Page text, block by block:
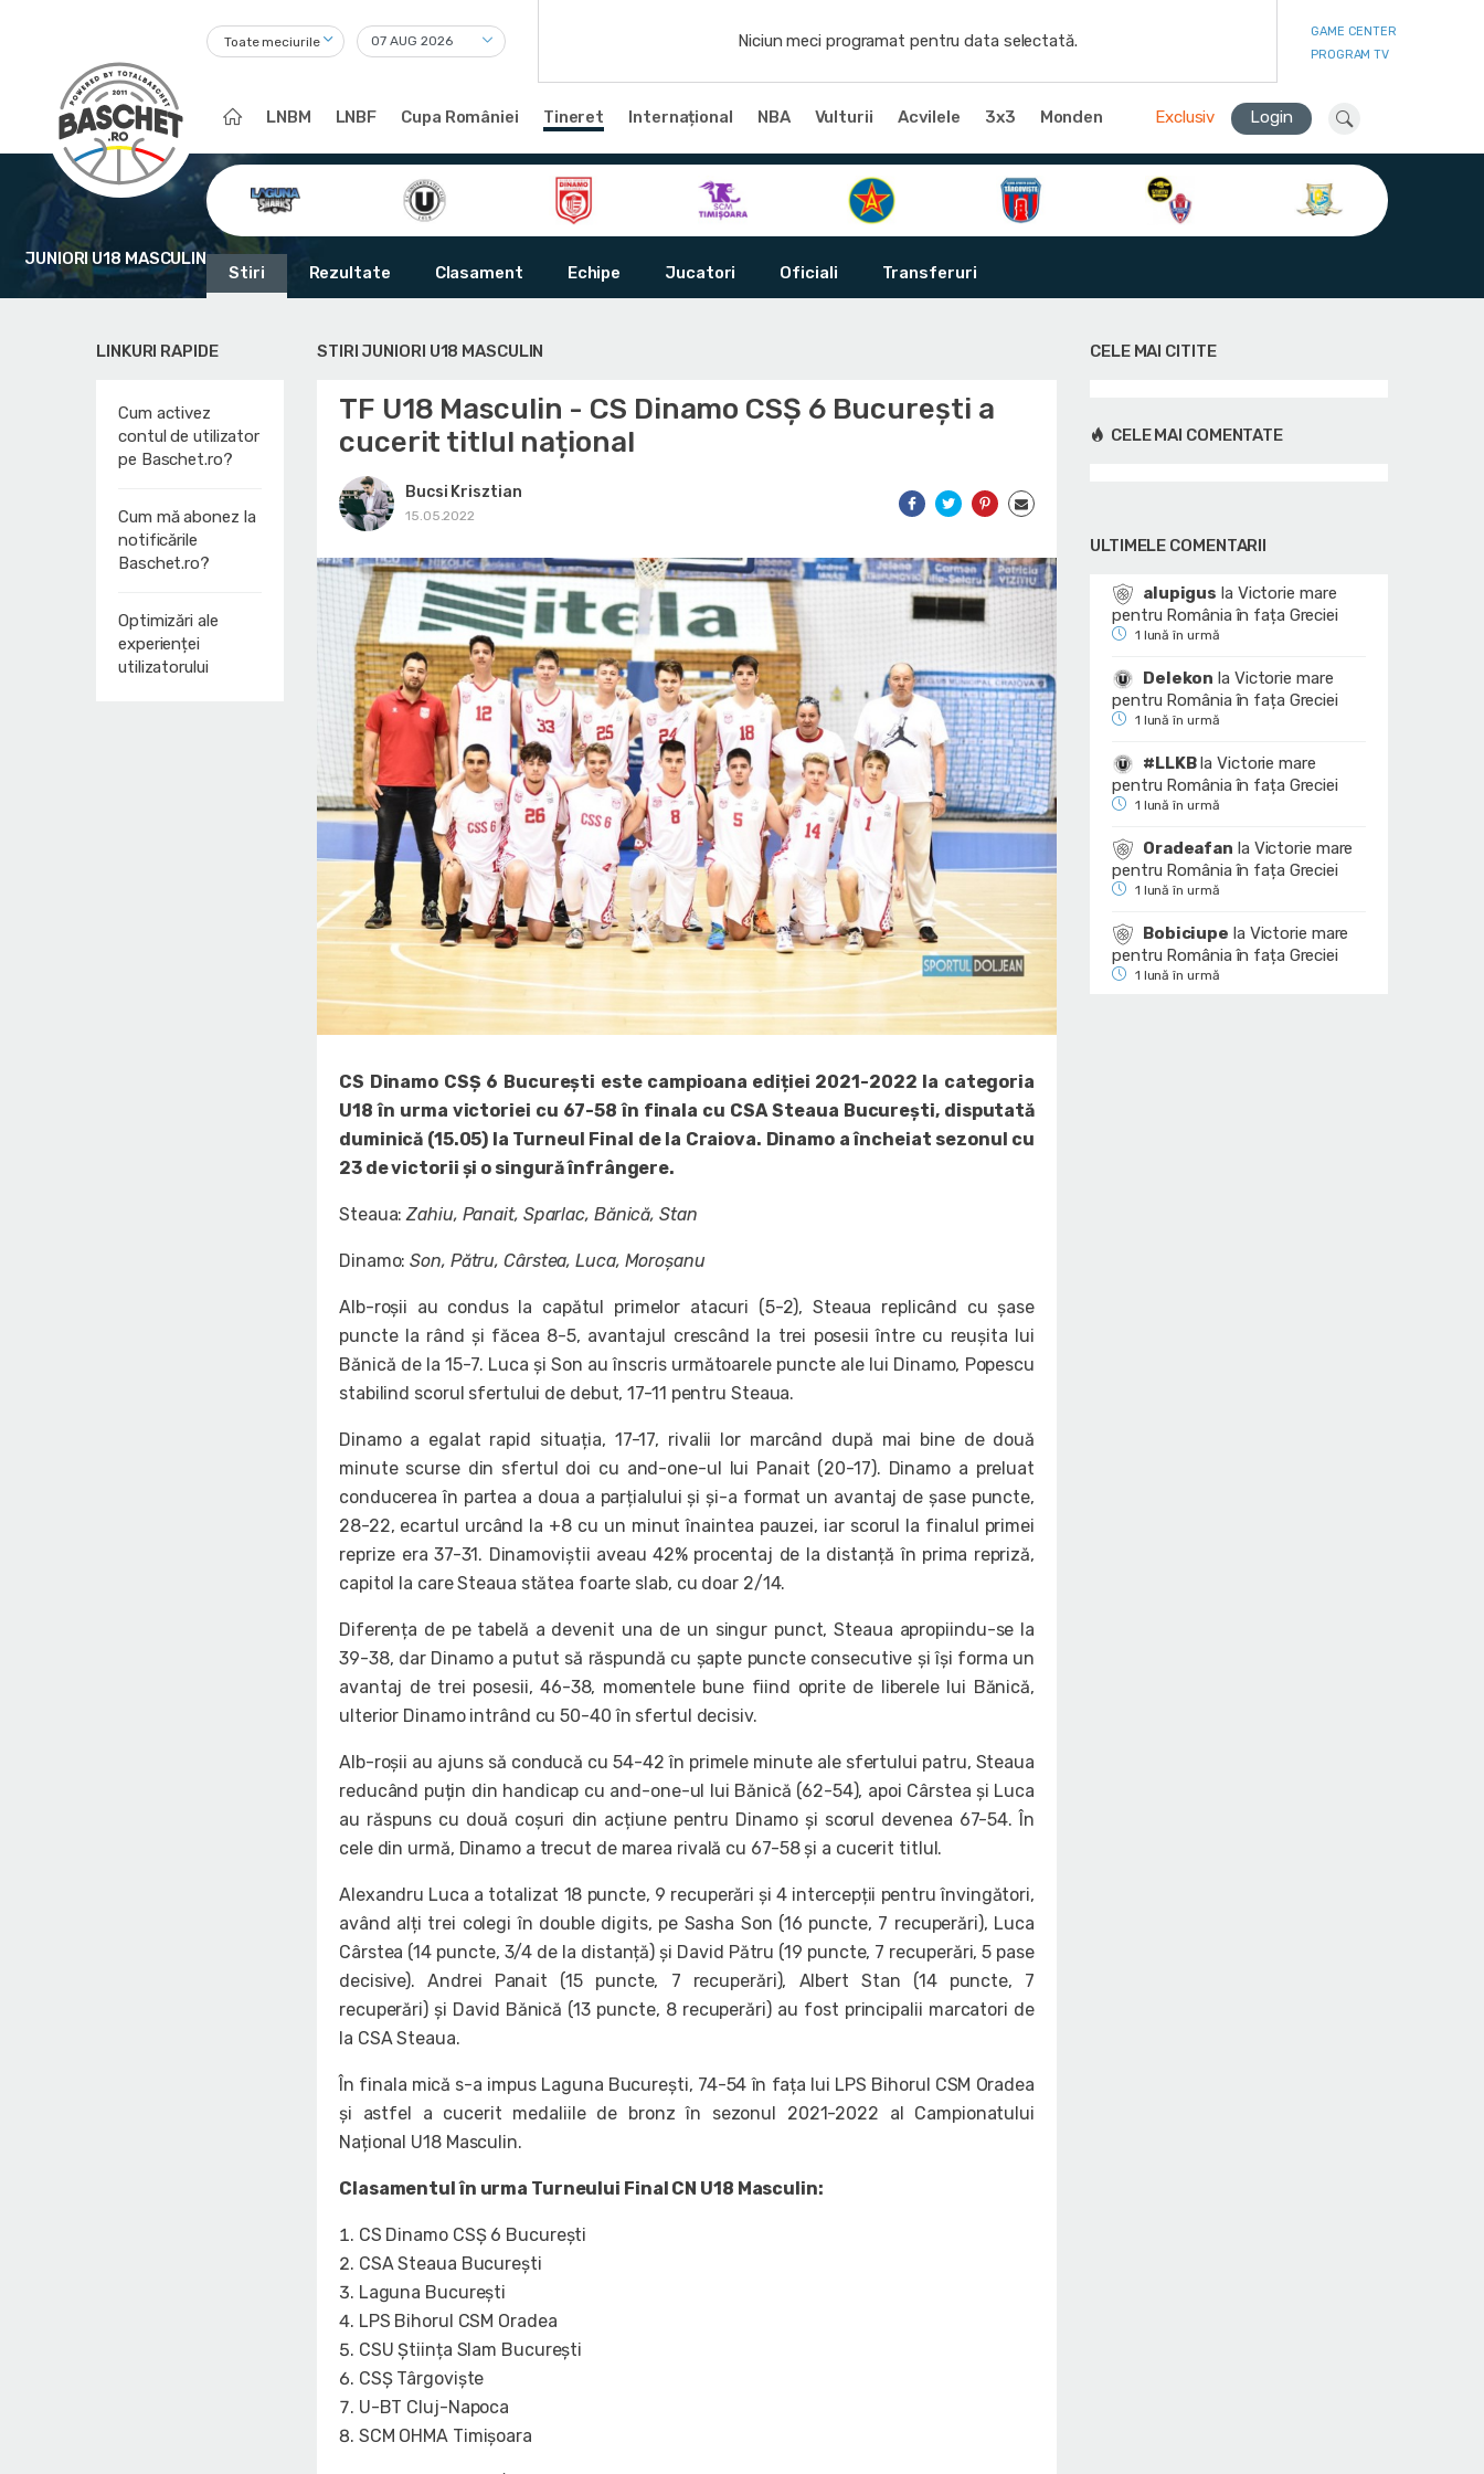
Toate meciurile Niciun meci programat pentru data selectată.
GAME CENTER
PROGRAM TV
LNBM LNBF Cupa României Tineret Internațional NBA Vulturii Acvilele 3x3 Monden Exclusiv Login
JUNIORI U18 MASCULIN
Stiri Rezultate Clasament Echipe Jucatori Oficiali Transferuri
LINKURI RAPIDE
Cum activez
contul de utilizator
pe Baschet.ro?
Cum mă abonez la
notificările
Baschet.ro?
Optimizări ale
experienței
utilizatorului
STIRI JUNIORI U18 MASCULIN
TF U18 Masculin - CS Dinamo CSȘ 6 București a
cucerit titlul național
Bucsi Krisztian
15.05.2022
CS Dinamo CSȘ 6 București este campioana ediției 2021-2022 la categoria
U18 în urma victoriei cu 67-58 în finala cu CSA Steaua București, disputată
duminică (15.05) la Turneul Final de la Craiova. Dinamo a încheiat sezonul cu
23 de victorii și o singură înfrângere.
Steaua:Zahiu, Panait, Sparlac, Bănică, Stan
Dinamo:Son, Pătru, Cârstea, Luca, Moroșanu
Alb-roșii au condus la capătul primelor atacuri (5-2), Steaua replicând cu șase
puncte la rând și făcea 8-5, avantajul crescând la trei posesii între cu reușita lui
Bănică de la 15-7. Luca și Son au înscris următoarele puncte ale lui Dinamo, Popescu
stabilind scorul sfertului de debut, 17-11 pentru Steaua.
Dinamo a egalat rapid situația, 17-17, rivalii lor marcând după mai bine de două
minute scurse din sfertul doi cu and-one-ul lui Panait (20-17). Dinamo a preluat
conducerea în partea a doua a parțialului și și-a format un avantaj de șase puncte,
28-22, ecartul urcând la +8 cu un minut înaintea pauzei, iar scorul la finalul primei
reprize era 37-31. Dinamoviștii aveau 42% procentaj de la distanță în prima repriză,
capitol la care Steaua stătea foarte slab, cu doar 2/14.
Diferența de pe tabelă a devenit una de un singur punct, Steaua apropiindu-se la
39-38, dar Dinamo a putut să răspundă cu șapte puncte consecutive și își forma un
avantaj de trei posesii, 46-38, momentele bune fiind oprite de liberele lui Bănică,
ulterior Dinamo intrând cu 50-40 în sfertul decisiv.
Alb-roșii au ajuns să conducă cu 54-42 în primele minute ale sfertului patru, Steaua
reducând puțin din handicap cu and-one-ul lui Bănică (62-54), apoi Cârstea și Luca
au răspuns cu două coșuri din acțiune pentru Dinamo și scorul devenea 67-54. În
cele din urmă, Dinamo a trecut de marea rivală cu 67-58 și a cucerit titlul.
Alexandru Luca a totalizat 18 puncte, 9 recuperări și 4 intercepții pentru învingători,
având alți trei colegi în double digits, pe Sasha Son (16 puncte, 7 recuperări), Luca
Cârstea (14 puncte, 3/4 de la distanță) și David Pătru (19 puncte, 7 recuperări, 5 pase
decisive). Andrei Panait (15 puncte, 7 recuperări), Albert Stan (14 puncte, 7
recuperări) și David Bănică (13 puncte, 8 recuperări) au fost principalii marcatori de
la CSA Steaua.
În finala mică s-a impus Laguna București, 74-54 în fața lui LPS Bihorul CSM Oradea
și astfel a cucerit medaliile de bronz în sezonul 2021-2022 al Campionatului
Național U18 Masculin.
Clasamentul în urma Turneului Final CN U18 Masculin:
CS Dinamo CSȘ 6 București
CSA Steaua București
Laguna București
LPS Bihorul CSM Oradea
CSU Știința Slam București
CSȘ Târgoviște
U-BT Cluj-Napoca
SCM OHMA Timișoara
CELE MAI CITITE
CELE MAI COMENTATE
ULTIMELE COMENTARII
alupigus la Victorie mare
pentru România în fața Greciei
1 lună în urmă
Delekon la Victorie mare
pentru România în fața Greciei
1 lună în urmă
#LLKBlaVictorie mare
pentru România în fața Greciei
1 lună în urmă
Oradeafan la Victorie mare
pentru România în fața Greciei
1 lună în urmă
Bobiciupe la Victorie mare
pentru România în fața Greciei
1 lună în urmă